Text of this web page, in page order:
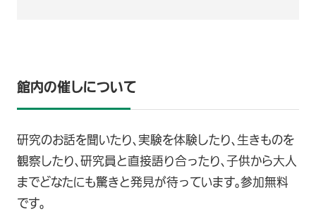
館内の催しについて
研究のお話を聞いたり、実験を体験したり、生きものを
観察したり、研究員と直接語り合ったり、子供から大人
までどなたにも驚きと発見が待っています。参加無料
です。